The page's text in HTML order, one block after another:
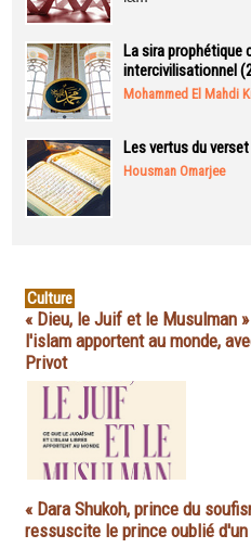
La sira prophétique
intercivilisationnel
Mohammed El Mahdi
Les vertus du
Housman Omarjee
Culture
« Dieu, le Juif et le Musulman
l'islam apportent au monde,
Privot
« Dara Shukoh, prince du
ressuscite le prince oublié